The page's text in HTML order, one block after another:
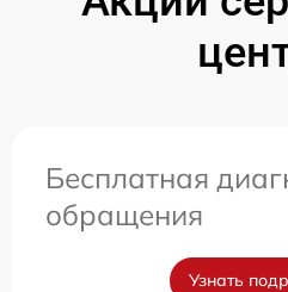
Бесплатная
обращения
Узнать